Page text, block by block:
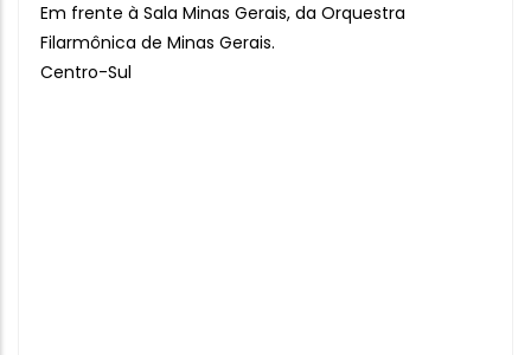
Em frente à Sala Minas Gerais, da Orquestra
Filarmônica de Minas Gerais.
Centro-Sul